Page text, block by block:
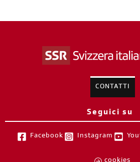
CONTATTI
Seguici su
Facebook Instagram